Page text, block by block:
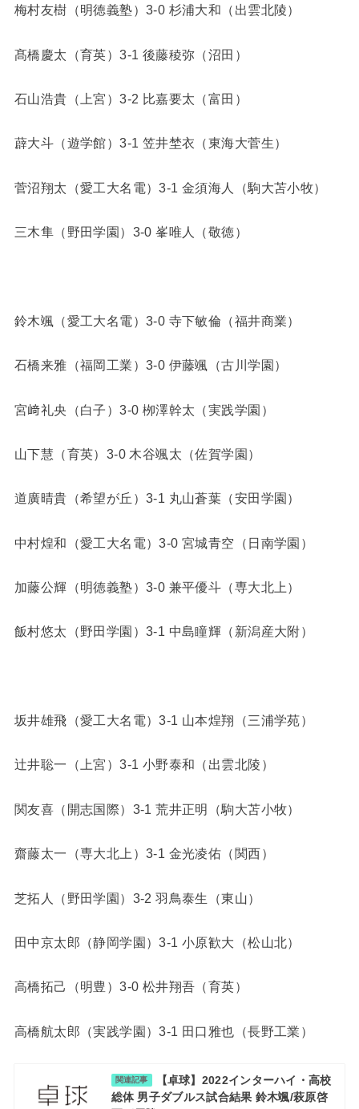
梅村友樹（明徳義塾）3-0 杉浦大和（出雲北陵）
髙橋慶太（育英）3-1 後藤稜弥（沼田）
石山浩貴（上宮）3-2 比嘉要太（富田）
薜大斗（遊学館）3-1 笠井埜衣（東海大菅生）
菅沼翔太（愛工大名電）3-1 金須海人（駒大苫小牧）
三木隼（野田学園）3-0 峯唯人（敬徳）
鈴木颯（愛工大名電）3-0 寺下敏倫（福井商業）
石橋来雅（福岡工業）3-0 伊藤颯（古川学園）
宮﨑礼央（白子）3-0 栁澤幹太（実践学園）
山下慧（育英）3-0 木谷颯太（佐賀学園）
道廣晴貴（希望が丘）3-1 丸山蒼葉（安田学園）
中村煌和（愛工大名電）3-0 宮城青空（日南学園）
加藤公輝（明徳義塾）3-0 兼平優斗（専大北上）
飯村悠太（野田学園）3-1 中島瞳輝（新潟産大附）
坂井雄飛（愛工大名電）3-1 山本煌翔（三浦学苑）
辻井聡一（上宮）3-1 小野泰和（出雲北陵）
関友喜（開志国際）3-1 荒井正明（駒大苫小牧）
齋藤太一（専大北上）3-1 金光凌佑（関西）
芝拓人（野田学園）3-2 羽鳥泰生（東山）
田中京太郎（静岡学園）3-1 小原歓大（松山北）
高橋拓己（明豊）3-0 松井翔吾（育英）
高橋航太郎（実践学園）3-1 田口雅也（長野工業）
関連記事
【卓球】2022インターハイ・高校
総体 男子ダブルス試合結果 鈴木颯/萩原啓